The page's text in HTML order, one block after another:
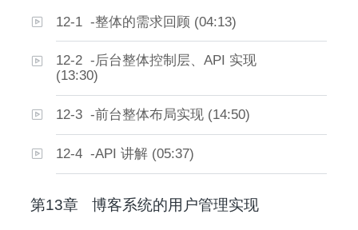
12-1 -整体的需求回顾 (04:13)
12-2 -后台整体控制层、API 实现
(13:30)
12-3 -前台整体布局实现 (14:50)
12-4 -API 讲解 (05:37)
第13章 博客系统的用户管理实现